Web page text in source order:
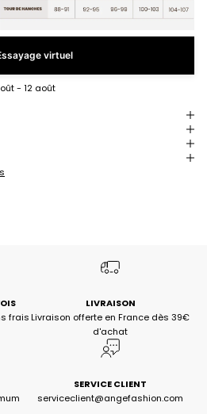
virtuel
- 12 août
frais
LIVRAISON
Livraison offerte en France dès 39€
d'achat
SERVICE CLIENT
serviceclient@angefashion.com